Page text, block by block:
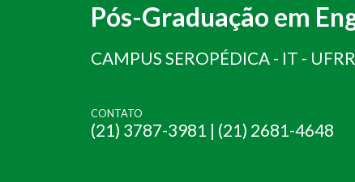
Pós-Graduação em
CAMPUS SEROPÉDICA - IT -
CONTATO
(21) 3787-3981 | (21) 2681-4648